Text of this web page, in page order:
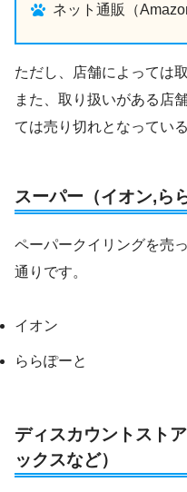
ネット通販（
ただし、店舗によっては
また、取り扱いがある店
ては売り切れとなってい
スーパー（イオン,ら
ペーパークイリングを売
通りです。
イオン
ららぽーと
ディスカウントスト
ックスなど）